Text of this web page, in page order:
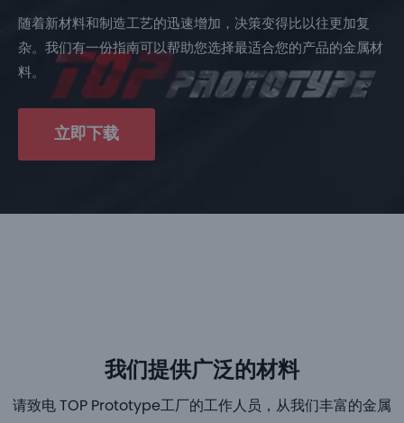
随着新材料和制造工艺的迅速增加，决策变得比以往更加复
杂。 我们有一份指南可以帮助您选择最适合您的产品的金属材
料。
立即下载
我们提供广泛的材料
请致电 TOP Prototype工厂的工作人员，从我们丰富的金属